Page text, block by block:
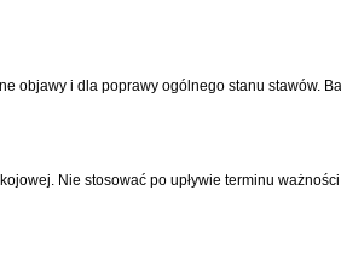
objawy i dla poprawy ogólnego stanu stawów.
Nie stosować po upływie terminu